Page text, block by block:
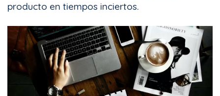
producto en tiempos inciertos.